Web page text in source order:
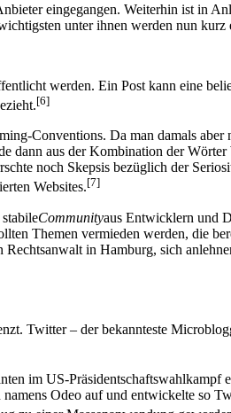
eingegangen. Weiterhin ist in
unter ihnen werden nun kurz
werden. Ein Post kann eine
[6]
Conventions. Da man damals aber
dann aus der Kombination der
noch Skepsis bezüglich der
Websites.[7]
Communityaus Entwicklern und
Themen vermieden werden, die
in Hamburg, sich
Twitter – der bekannteste
im US-Präsidentschaftswahlkampf
Odeo auf und entwickelte so